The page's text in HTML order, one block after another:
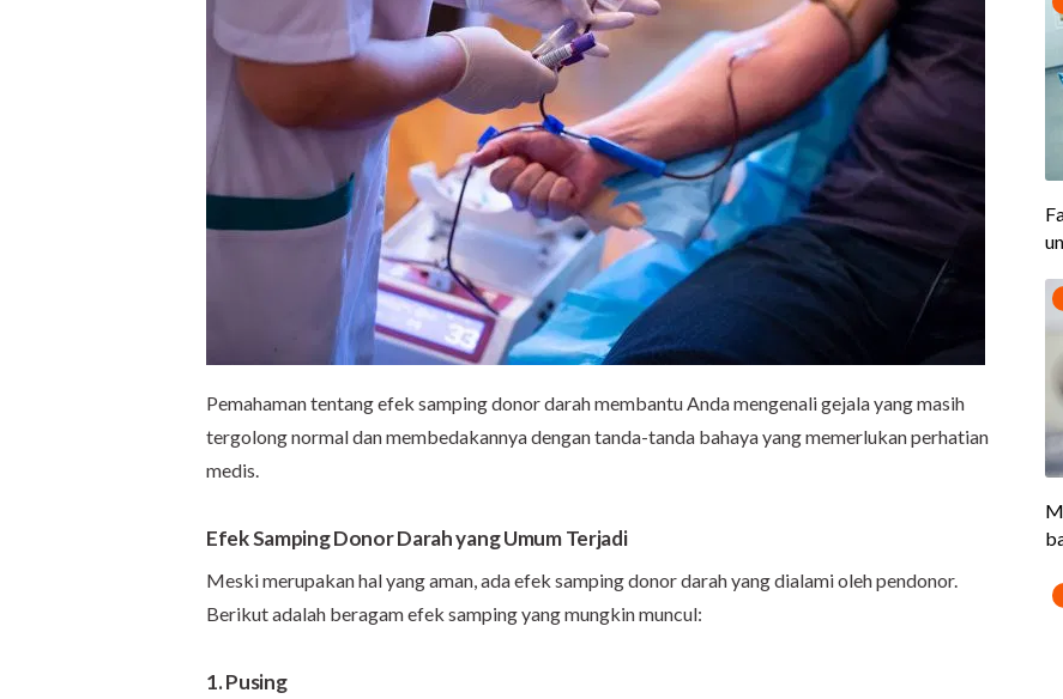
Pemahaman tentang efek samping donor darah membantu Anda mengenali gejala yang masih
tergolong normal dan membedakannya dengan tanda-tanda bahaya yang memerlukan perhatian
medis.
Efek Samping Donor Darah yang Umum Terjadi
Meski merupakan hal yang aman, ada efek samping donor darah yang dialami oleh pendonor.
Berikut adalah beragam efek samping yang mungkin muncul:
1. Pusing